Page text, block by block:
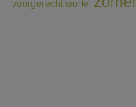
voorgerecht wortel